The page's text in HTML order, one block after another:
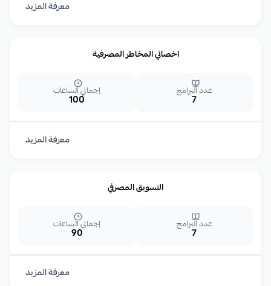
معرفة المزيد
اخصائي المخاطر المصرفية
عدد البرامج
100
إجمالي الساعات
معرفة المزيد
التسويق المصرفي
عدد البرامج
90
إجمالي الساعات
معرفة المزيد